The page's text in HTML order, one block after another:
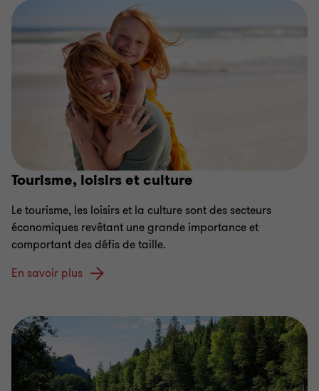
Tourisme, loisirs et culture
Le tourisme, les loisirs et la culture sont des secteurs
économiques revêtant une grande importance et
comportant des défis de taille.
En savoir plus